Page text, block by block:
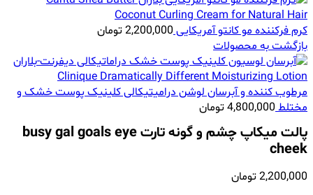
کرم فرکننده مو کانتو آمریکایی2,200,000تومان
بازگشت به محصولات
مرطوب کننده و آبرسان لوشن درامیتیکالی کلینیک پوست خشک و
مختلط4,800,000تومان
پالت میکاپ چشم و گونه تارت busy gal goals eye
cheek
2,200,000تومان